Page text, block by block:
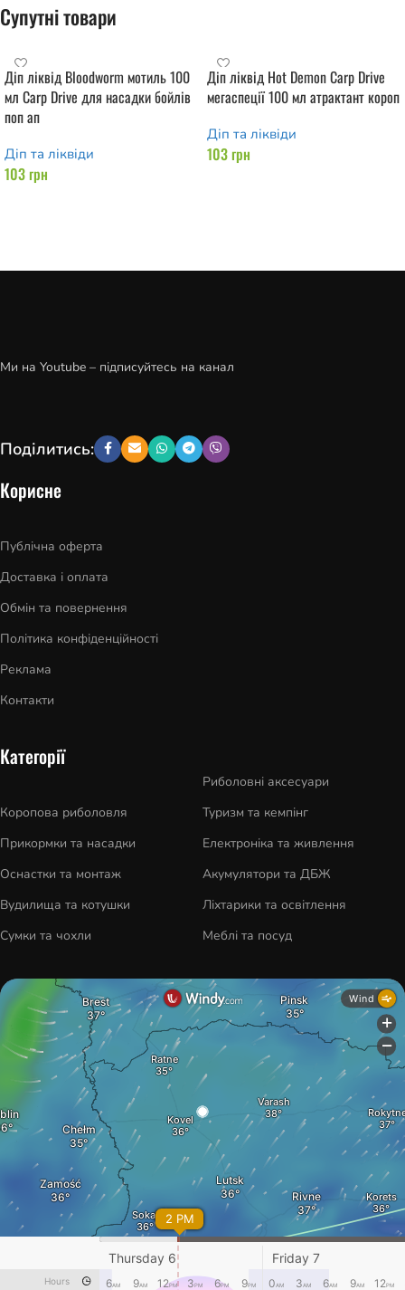
Супутні товари
Діп ліквід Bloodworm мотиль 100
мл Carp Drive для насадки бойлів
поп ап
Діп та ліквіди
103грн
Діп ліквід Hot Demon Carp Drive
мегаспеції 100 мл атрактант короп
Діп та ліквіди
103грн
Ми на Youtube – підписуйтесь на канал
Поділитись:
Корисне
Публічна оферта
Доставка і оплата
Обмін та повернення
Політика конфіденційності
Реклама
Контакти
Категорії
Коропова риболовля
Прикормки та насадки
Оснастки та монтаж
Вудилища та котушки
Сумки та чохли
Риболовні аксесуари
Туризм та кемпінг
Електроніка та живлення
Акумулятори та ДБЖ
Ліхтарики та освітлення
Меблі та посуд